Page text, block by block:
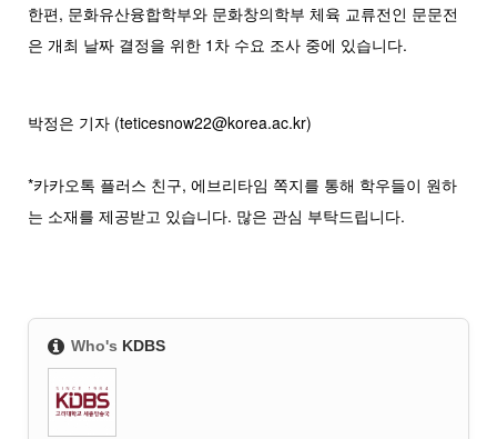
한편, 문화유산융합학부와 문화창의학부 체육 교류전인 문문전
은 개최 날짜 결정을 위한 1차 수요 조사 중에 있습니다.
박정은 기자 (teticesnow22@korea.ac.kr)
*카카오톡 플러스 친구, 에브리타임 쪽지를 통해 학우들이 원하
는 소재를 제공받고 있습니다. 많은 관심 부탁드립니다.
Who's KDBS